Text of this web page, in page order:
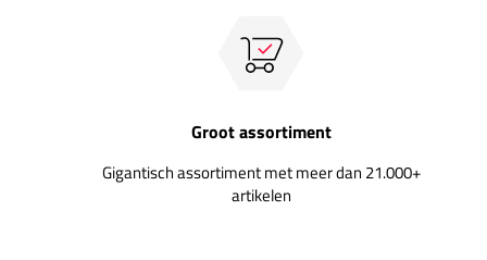
Groot assortiment
Gigantisch assortiment met meer dan 21.000+
artikelen